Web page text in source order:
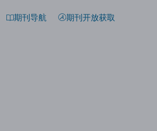
期刊导航 期刊开放获取